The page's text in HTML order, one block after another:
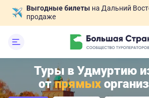
Выгодные билеты на Дальний
продаже
Туры в Удмуртию
отпрямых